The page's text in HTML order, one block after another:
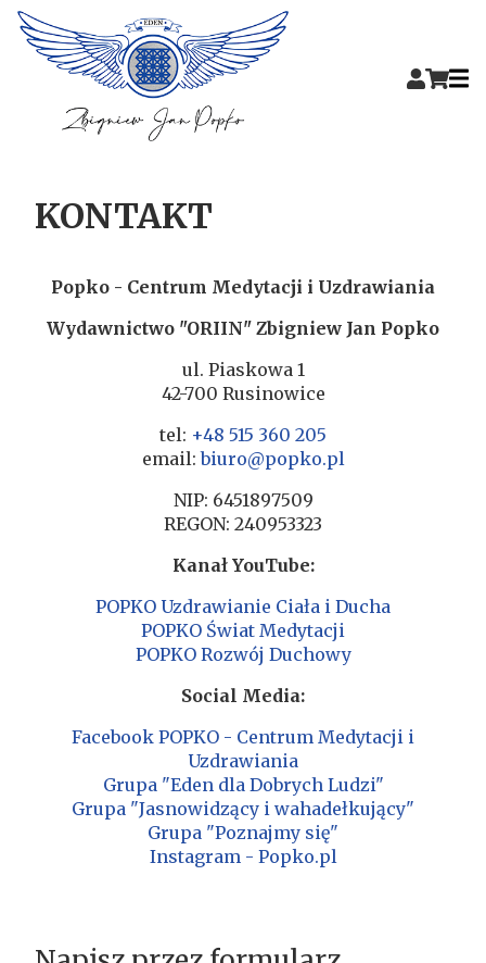
KONTAKT
Popko - Centrum Medytacji i Uzdrawiania
Wydawnictwo "ORIIN" Zbigniew Jan Popko
ul. Piaskowa 1
42-700 Rusinowice
tel: +48 515 360 205
email:biuro@popko.pl
NIP: 6451897509
REGON: 240953323
Kanał YouTube:
POPKO Uzdrawianie Ciała i Ducha
POPKO Świat Medytacji
POPKO Rozwój Duchowy
Social Media:
Facebook POPKO - Centrum Medytacji i
Uzdrawiania
Grupa "Eden dla Dobrych Ludzi"
Grupa "Jasnowidzący i wahadełkujący"
Grupa "Poznajmy się"
Instagram - Popko.pl